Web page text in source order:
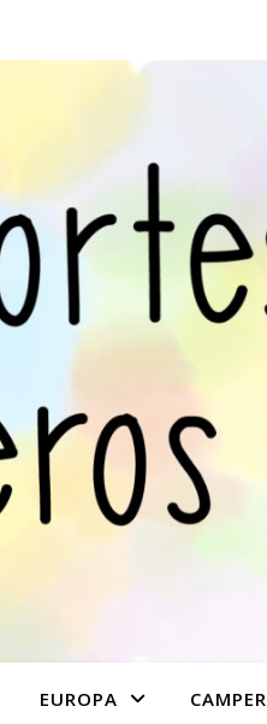
EUROPA CAMPER